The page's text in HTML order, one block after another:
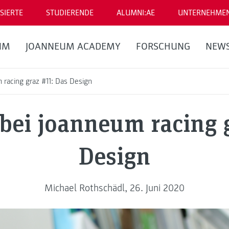
STUDIERENDE ALUMNI:AE
JOANNEUM ACADEMY FORSCHUNG
graz #11: Das Design
joanneum racing
Design
Michael Rothschädl, 26. Juni 2020